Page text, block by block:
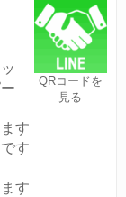
QRコードを
見る
す
す
す